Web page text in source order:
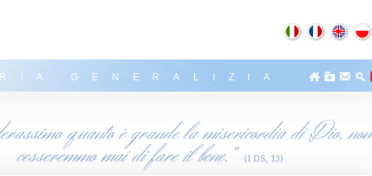
GENERALIZIA
quanto è grande la misericordia di Dio, non
cesseremmo mai di fare il bene.” (I DS, 13)